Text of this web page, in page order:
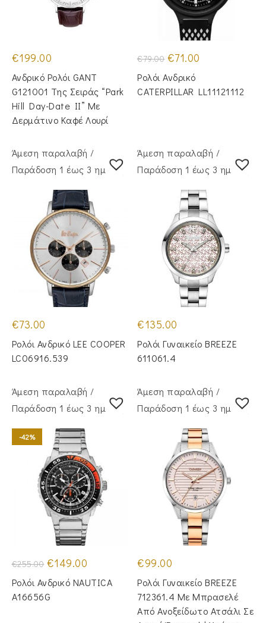
€199.00
Ανδρικό Ρολόι GANT
G121001 Της Σειράς “Park
Hill Day-Date II” Με
Δερμάτινο Καφέ Λουρί
€79.00 Original
price
was:
€79.00.
€71.00
€71.00.
Ρολόι Ανδρικό
CATERPILLAR LL11121112
Άμεση παραλαβή /
Παράδoση 1 έως 3 ημέρες
€73.00
Ρολόι Ανδρικό LEE COOPER
LC06916.539
Άμεση παραλαβή /
Παράδoση 1 έως 3 ημέρες
€135.00
Ρολόι Γυναικείο BREEZE
611061.4
Άμεση παραλαβή /
Παράδoση 1 έως 3 ημέρες
-42%
€255.00 Original
price
was:
€255.00.
€149.00
τιμή
είναι:
Ρολόι Ανδρικό NAUTICA
A16656G
Άμεση παραλαβή /
Παράδoση 1 έως 3 ημέρες
€99.00
Ρολόι Γυναικείο BREEZE
712361.4 Με Μπρασελέ
Από Ανοξείδωτο Ατσάλι Σε